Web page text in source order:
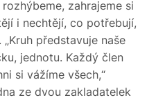
zahrajeme si
i nechtějí, co potřebují,
představuje naše
jednotu. Každý člen
si vážíme všech,“
ze dvou zakladatelek